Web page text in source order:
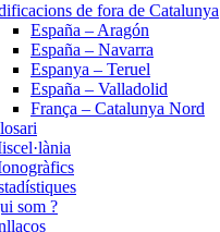
de fora de Catalunya
España – Aragón
España – Navarra
Espanya – Teruel
España – Valladolid
França – Catalunya Nord
som ?